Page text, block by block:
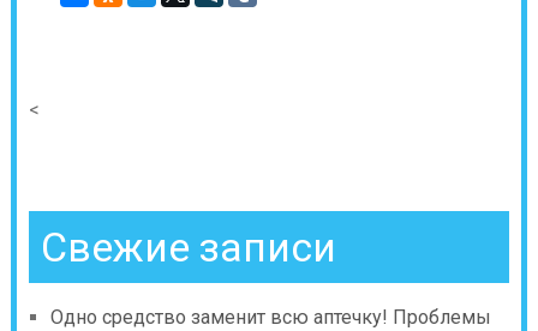
<
Свежие записи
Одно средство заменит всю аптечку! Проблемы